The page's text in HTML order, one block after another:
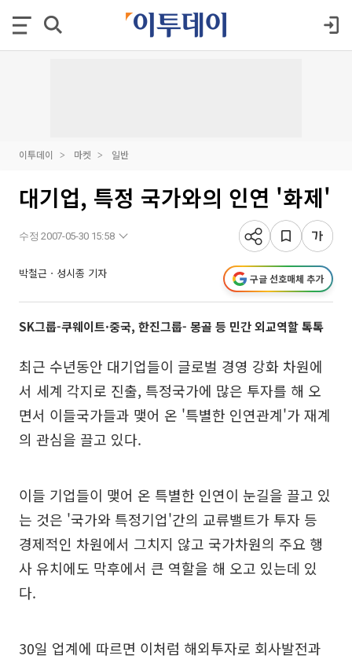
이투데이 마켓 일반
대기업, 특정 국가와의 인연 '화제'
수정 2007-05-30 15:58
박철근ㆍ성시종 기자 구글 선호매체 추가
SK그룹-쿠웨이트·중국, 한진그룹- 몽골 등 민간 외교역할 톡톡
최근 수년동안 대기업들이 글로벌 경영 강화 차원에
서 세계 각지로 진출, 특정국가에 많은 투자를 해 오
면서 이들국가들과 맺어 온 '특별한 인연관계'가 재계
의 관심을 끌고 있다.
이들 기업들이 맺어 온 특별한 인연이 눈길을 끌고 있
는 것은 '국가와 특정기업'간의 교류밸트가 투자 등
경제적인 차원에서 그치지 않고 국가차원의 주요 행
사 유치에도 막후에서 큰 역할을 해 오고 있는데 있
다.
30일 업계에 따르면 이처럼 해외투자로 회사발전과